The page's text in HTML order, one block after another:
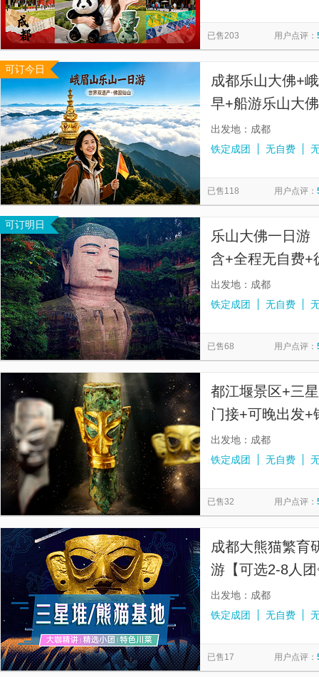
已售203 用户点评：
可订今日
成都乐山大佛+
早+船游乐山大
出发地：成都
铁定成团
无自费
已售118 用户点评：
可订明日
乐山大佛一日游
含+全程无自费+
都旅游门票】
出发地：成都
铁定成团
无自费
已售68 用户点评：
都江堰景区+三
门接+可晚出发+
日游
出发地：成都
铁定成团
无自费
已售32 用户点评：
成都大熊猫繁育
游【可选2-8人
导游丨三环含接
出发地：成都
铁定成团
无自费
已售17 用户点评：